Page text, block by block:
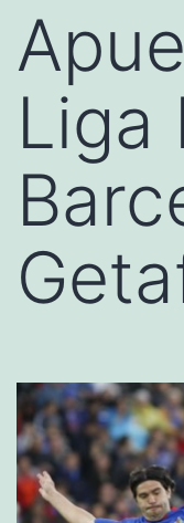
Liga